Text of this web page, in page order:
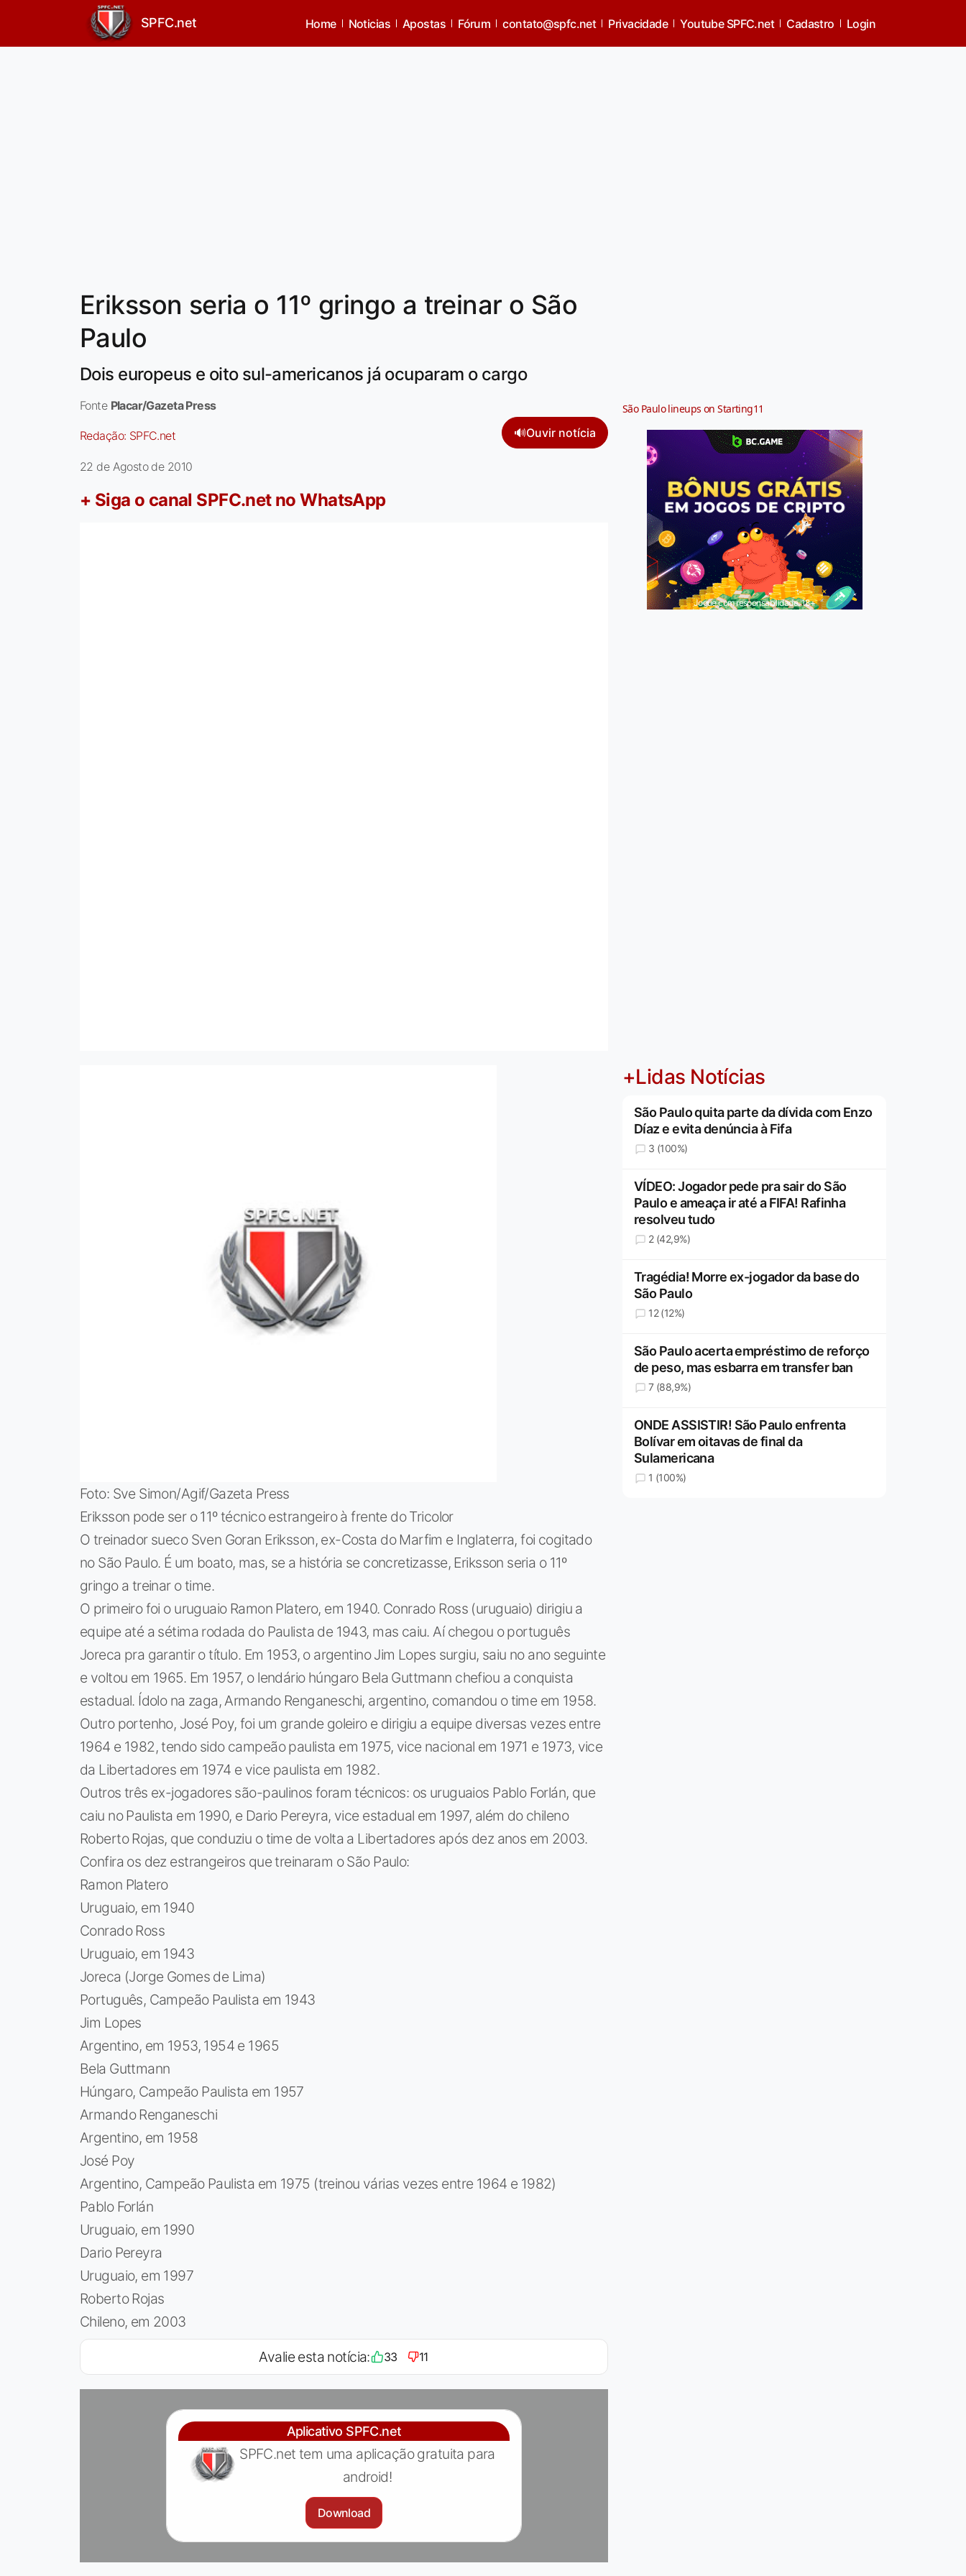
SPFC.net Home Noticias Apostas Fórum contato@spfc.net Privacidade Youtube SPFC.net Cadastro Login
Eriksson seria o 11º gringo a treinar o São
Paulo
Dois europeus e oito sul-americanos já ocuparam o cargo
Fonte Placar/Gazeta Press
Redação: SPFC.net 🔊Ouvir notícia
22 de Agosto de 2010
+ Siga o canal SPFC.net no WhatsApp
Foto: Sve Simon/Agif/Gazeta Press
Eriksson pode ser o 11º técnico estrangeiro à frente do Tricolor
O treinador sueco Sven Goran Eriksson, ex-Costa do Marfim e Inglaterra, foi cogitado
no São Paulo. É um boato, mas, se a história se concretizasse, Eriksson seria o 11º
gringo a treinar o time.
O primeiro foi o uruguaio Ramon Platero, em 1940. Conrado Ross (uruguaio) dirigiu a
equipe até a sétima rodada do Paulista de 1943, mas caiu. Aí chegou o português
Joreca pra garantir o título. Em 1953, o argentino Jim Lopes surgiu, saiu no ano seguinte
e voltou em 1965. Em 1957, o lendário húngaro Bela Guttmann chefiou a conquista
estadual. Ídolo na zaga, Armando Renganeschi, argentino, comandou o time em 1958.
Outro portenho, José Poy, foi um grande goleiro e dirigiu a equipe diversas vezes entre
1964 e 1982, tendo sido campeão paulista em 1975, vice nacional em 1971 e 1973, vice
da Libertadores em 1974 e vice paulista em 1982.
Outros três ex-jogadores são-paulinos foram técnicos: os uruguaios Pablo Forlán, que
caiu no Paulista em 1990, e Dario Pereyra, vice estadual em 1997, além do chileno
Roberto Rojas, que conduziu o time de volta a Libertadores após dez anos em 2003.
Confira os dez estrangeiros que treinaram o São Paulo:
Ramon Platero
Uruguaio, em 1940
Conrado Ross
Uruguaio, em 1943
Joreca (Jorge Gomes de Lima)
Português, Campeão Paulista em 1943
Jim Lopes
Argentino, em 1953, 1954 e 1965
Bela Guttmann
Húngaro, Campeão Paulista em 1957
Armando Renganeschi
Argentino, em 1958
José Poy
Argentino, Campeão Paulista em 1975 (treinou várias vezes entre 1964 e 1982)
Pablo Forlán
Uruguaio, em 1990
Dario Pereyra
Uruguaio, em 1997
Roberto Rojas
Chileno, em 2003
Avalie esta notícia: 33 11
Aplicativo SPFC.net
SPFC.net tem uma aplicação gratuita para
android!
Download
São Paulo lineups on Starting11
Jogue com responsabilidade. 18+
+Lidas Notícias
São Paulo quita parte da dívida com Enzo
Díaz e evita denúncia à Fifa
3 (100%)
VÍDEO: Jogador pede pra sair do São
Paulo e ameaça ir até a FIFA! Rafinha
resolveu tudo
2 (42,9%)
Tragédia! Morre ex-jogador da base do
São Paulo
12 (12%)
São Paulo acerta empréstimo de reforço
de peso, mas esbarra em transfer ban
7 (88,9%)
ONDE ASSISTIR! São Paulo enfrenta
Bolívar em oitavas de final da
Sulamericana
1 (100%)